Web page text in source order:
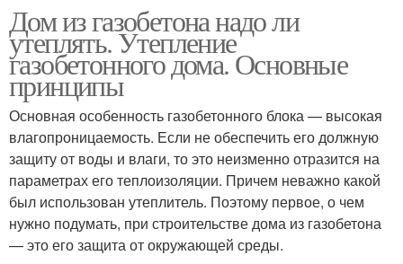
Дом из газобетона надо ли
утеплять. Утепление
газобетонного дома. Основные
принципы
Основная особенность газобетонного блока — высокая
влагопроницаемость. Если не обеспечить его должную
защиту от воды и влаги, то это неизменно отразится на
параметрах его теплоизоляции. Причем неважно какой
был использован утеплитель. Поэтому первое, о чем
нужно подумать, при строительстве дома из газобетона
— это его защита от окружающей среды.